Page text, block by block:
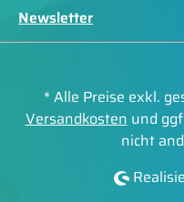
Newsletter
* Alle Preise exkl.
Versandkostenund
nicht
👋 Willkommen! Haben